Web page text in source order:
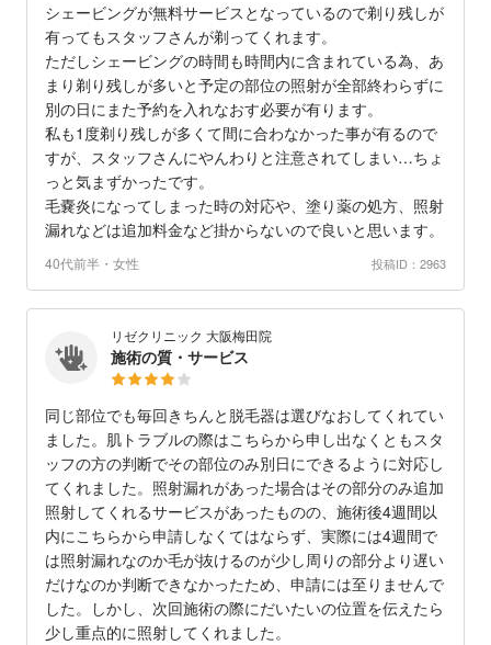
シェービングが無料サービスとなっているので剃り残しが
有ってもスタッフさんが剃ってくれます。
ただしシェービングの時間も時間内に含まれている為、あ
まり剃り残しが多いと予定の部位の照射が全部終わらずに
別の日にまた予約を入れなおす必要が有ります。
私も1度剃り残しが多くて間に合わなかった事が有るので
すが、スタッフさんにやんわりと注意されてしまい…ちょ
っと気まずかったです。
毛嚢炎になってしまった時の対応や、塗り薬の処方、照射
漏れなどは追加料金など掛からないので良いと思います。
40代前半・女性 投稿ID：2963
リゼクリニック 大阪梅田院
施術の質・サービス
同じ部位でも毎回きちんと脱毛器は選びなおしてくれてい
ました。肌トラブルの際はこちらから申し出なくともスタ
ッフの方の判断でその部位のみ別日にできるように対応し
てくれました。照射漏れがあった場合はその部分のみ追加
照射してくれるサービスがあったものの、施術後4週間以
内にこちらから申請しなくてはならず、実際には4週間で
は照射漏れなのか毛が抜けるのが少し周りの部分より遅い
だけなのか判断できなかったため、申請には至りませんで
した。しかし、次回施術の際にだいたいの位置を伝えたら
少し重点的に照射してくれました。